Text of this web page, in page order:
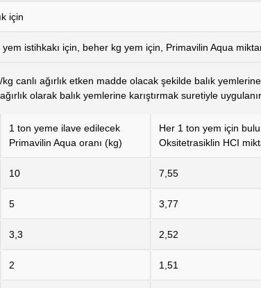
için
yem istihkakı için, beher kg yem için, Primavilin Aqua
canlı ağırlık etken madde olacak şekilde balık yemlerine
olarak balık yemlerine karıştırmak suretiyle
1 ton yeme ilave edilecek
Primavilin Aqua oranı (kg)
Her 1 ton yem için
Oksitetrasiklin HCI
10 7,55
5 3,77
3,3 2,52
2 1,51